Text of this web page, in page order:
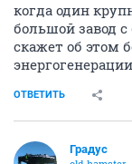
когда один
большой завод
скажет об этом
ОТВЕТИТЬ
Градус